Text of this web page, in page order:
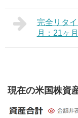
完全リタ
月：21ヶ月
現在の米国株資